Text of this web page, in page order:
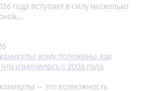
года вступает в силу несколько
кому положены, как
изменилось с 2026 года
— это возможность